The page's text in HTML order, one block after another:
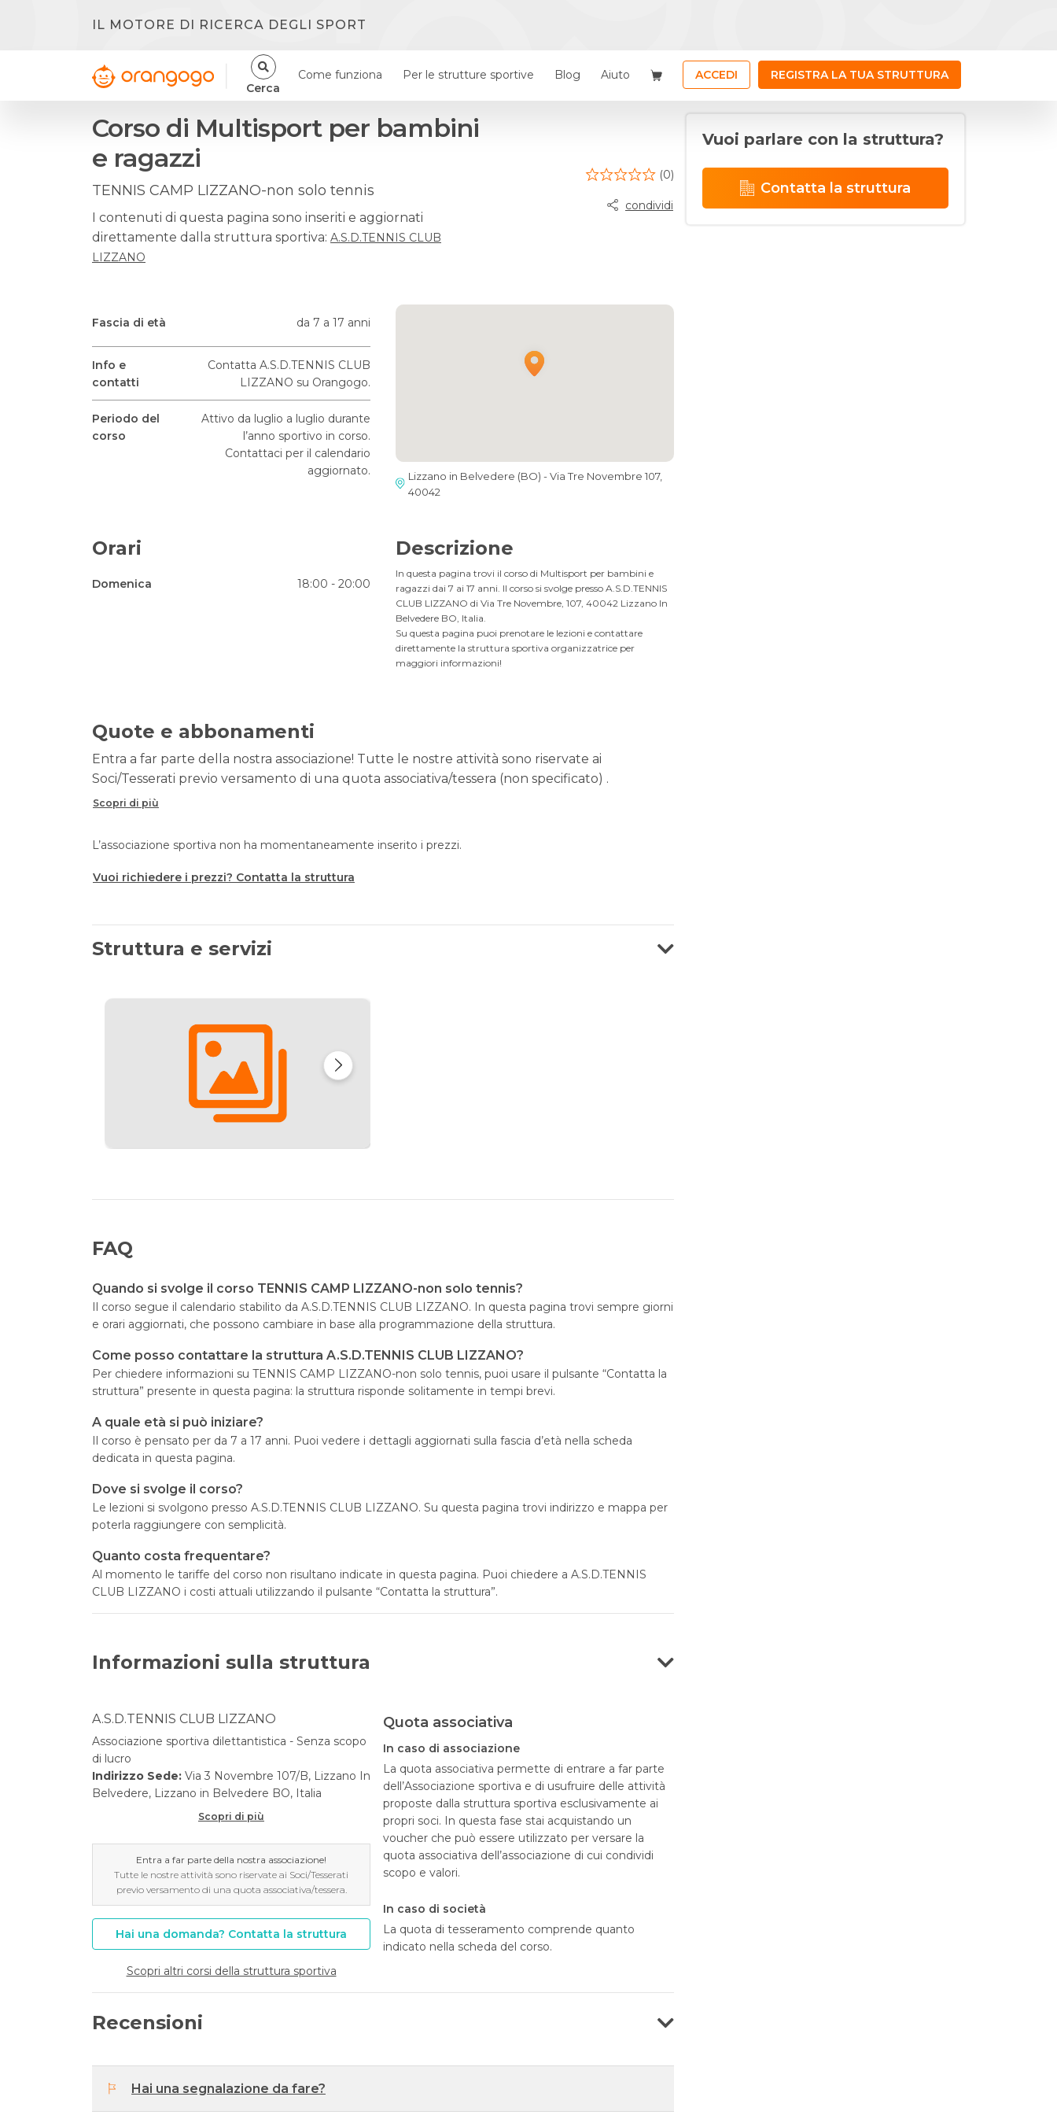
IL MOTORE DI RICERCA DEGLI SPORT
Cerca
Come funziona Per le strutture sportive Blog Aiuto ACCEDI REGISTRA LA TUA STRUTTURA
Corso di Multisport per bambini
e ragazzi
TENNIS CAMP LIZZANO-non solo tennis
I contenuti di questa pagina sono inseriti e aggiornati
direttamente dalla struttura sportiva: A.S.D.TENNIS CLUB
LIZZANO
(0)
condividi
Fascia di età da 7 a 17 anni
Info e
contatti
Contatta A.S.D.TENNIS CLUB
LIZZANO su Orangogo.
Periodo del
corso
Attivo da luglio a luglio durante
l’anno sportivo in corso.
Contattaci per il calendario
aggiornato.
Lizzano in Belvedere (BO) - Via Tre Novembre 107,
40042
Orari
Domenica 18:00 - 20:00
Descrizione
In questa pagina trovi il corso di Multisport per bambini e
ragazzi dai 7 ai 17 anni. Il corso si svolge presso A.S.D.TENNIS
CLUB LIZZANO di Via Tre Novembre, 107, 40042 Lizzano In
Belvedere BO, Italia.
Su questa pagina puoi prenotare le lezioni e contattare
direttamente la struttura sportiva organizzatrice per
maggiori informazioni!
Quote e abbonamenti
Entra a far parte della nostra associazione! Tutte le nostre attività sono riservate ai
Soci/Tesserati previo versamento di una quota associativa/tessera (non specificato) .
Scopri di più
L’associazione sportiva non ha momentaneamente inserito i prezzi.
Vuoi richiedere i prezzi? Contatta la struttura
Struttura e servizi
FAQ
Quando si svolge il corso TENNIS CAMP LIZZANO-non solo tennis?
Il corso segue il calendario stabilito da A.S.D.TENNIS CLUB LIZZANO. In questa pagina trovi sempre giorni
e orari aggiornati, che possono cambiare in base alla programmazione della struttura.
Come posso contattare la struttura A.S.D.TENNIS CLUB LIZZANO?
Per chiedere informazioni su TENNIS CAMP LIZZANO-non solo tennis, puoi usare il pulsante “Contatta la
struttura” presente in questa pagina: la struttura risponde solitamente in tempi brevi.
A quale età si può iniziare?
Il corso è pensato per da 7 a 17 anni. Puoi vedere i dettagli aggiornati sulla fascia d’età nella scheda
dedicata in questa pagina.
Dove si svolge il corso?
Le lezioni si svolgono presso A.S.D.TENNIS CLUB LIZZANO. Su questa pagina trovi indirizzo e mappa per
poterla raggiungere con semplicità.
Quanto costa frequentare?
Al momento le tariffe del corso non risultano indicate in questa pagina. Puoi chiedere a A.S.D.TENNIS
CLUB LIZZANO i costi attuali utilizzando il pulsante “Contatta la struttura”.
Informazioni sulla struttura
A.S.D.TENNIS CLUB LIZZANO
Associazione sportiva dilettantistica - Senza scopo
di lucro
Indirizzo Sede: Via 3 Novembre 107/B, Lizzano In
Belvedere, Lizzano in Belvedere BO, Italia
Scopri di più
Entra a far parte della nostra associazione!
Tutte le nostre attività sono riservate ai Soci/Tesserati
previo versamento di una quota associativa/tessera.
Hai una domanda? Contatta la struttura
Scopri altri corsi della struttura sportiva
Quota associativa
In caso di associazione
La quota associativa permette di entrare a far parte
dell’Associazione sportiva e di usufruire delle attività
proposte dalla struttura sportiva esclusivamente ai
propri soci. In questa fase stai acquistando un
voucher che può essere utilizzato per versare la
quota associativa dell’associazione di cui condividi
scopo e valori.
In caso di società
La quota di tesseramento comprende quanto
indicato nella scheda del corso.
Recensioni
Hai una segnalazione da fare?
Vuoi parlare con la struttura?
Contatta la struttura